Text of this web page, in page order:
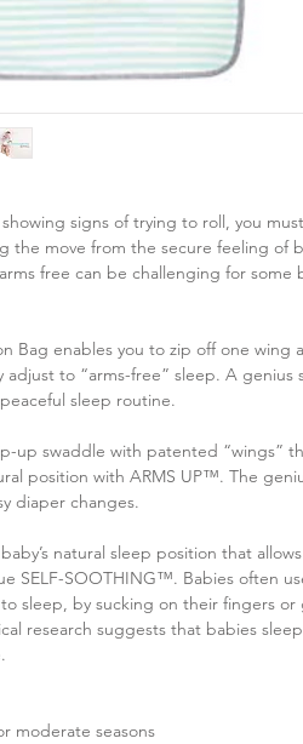
signs of trying to roll, you
the move from the secure feeling of
free can be challenging for some
Bag enables you to zip off one wing
adjust to “arms-free” sleep. A genius
sleep routine.
up swaddle with patented “wings”
position with ARMS UP™. The
diaper changes.
natural sleep position that
SELF-SOOTHING™. Babies often
sleep, by sucking on their fingers or
research suggests that babies
moderate seasons